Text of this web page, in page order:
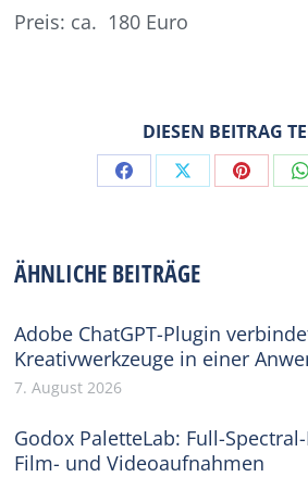
Preis: ca. 180 Euro
DIESEN BEITRAG
Share Share Share
ÄHNLICHE BEITRÄGE
Adobe ChatGPT-Plugin
Kreativwerkzeuge in einer
7. August 2026
Godox PaletteLab: Full-
Film- und Videoaufnahmen